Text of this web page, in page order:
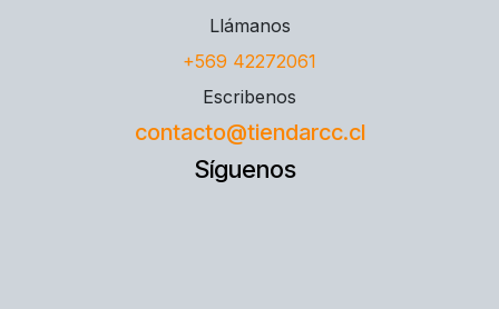
Llámanos
+569 42272061
Escribenos
contacto@tiendarcc.cl
Síguenos